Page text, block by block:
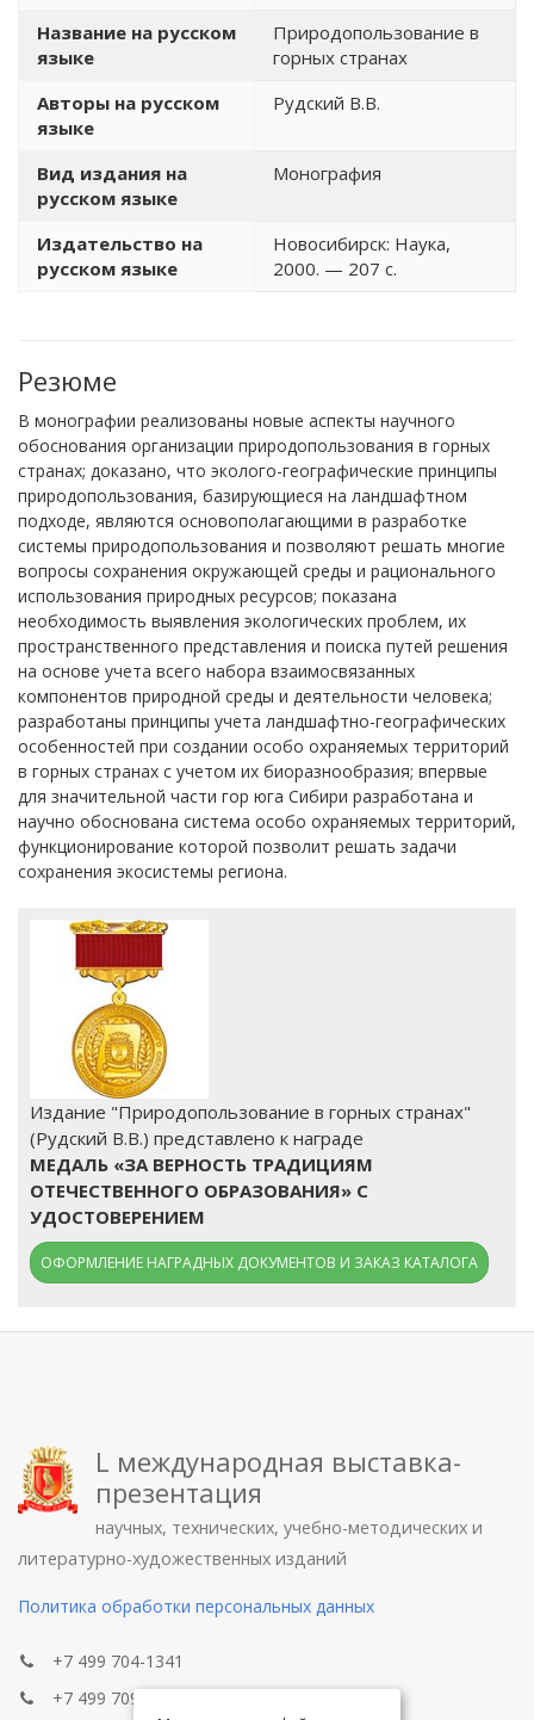
Название на русском
языке
Природопользование в
горных странах
Авторы на русском
языке
Рудский В.В.
Вид издания на
русском языке
Монография
Издательство на
русском языке
Новосибирск: Наука,
2000. — 207 с.
Резюме
В монографии реализованы новые аспекты научного
обоснования организации природопользования в горных
странах; доказано, что эколого-географические принципы
природопользования, базирующиеся на ландшафтном
подходе, являются основополагающими в разработке
системы природопользования и позволяют решать многие
вопросы сохранения окружающей среды и рационального
использования природных ресурсов; показана
необходимость выявления экологических проблем, их
пространственного представления и поиска путей решения
на основе учета всего набора взаимосвязанных
компонентов природной среды и деятельности человека;
разработаны принципы учета ландшафтно-географических
особенностей при создании особо охраняемых территорий
в горных странах с учетом их биоразнообразия; впервые
для значительной части гор юга Сибири разработана и
научно обоснована система особо охраняемых территорий,
функционирование которой позволит решать задачи
сохранения экосистемы региона.
Издание "Природопользование в горных странах"
(Рудский В.В.) представлено к награде
МЕДАЛЬ «ЗА ВЕРНОСТЬ ТРАДИЦИЯМ
ОТЕЧЕСТВЕННОГО ОБРАЗОВАНИЯ» С
УДОСТОВЕРЕНИЕМ
ОФОРМЛЕНИЕ НАГРАДНЫХ ДОКУМЕНТОВ И ЗАКАЗ КАТАЛОГА
L международная выставка-
презентация
научных, технических, учебно-методических и
литературно-художественных изданий
Политика обработки персональных данных
+7 499 704-1341
+7 499 709-8104